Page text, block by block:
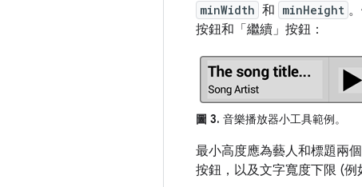
minWidth 和 minHeight
按鈕和「繼續」 按鈕：
圖 3. 音樂播放器小工具範例。
最小高度應為藝人和標題兩
按鈕，以及文字寬度下限 (例